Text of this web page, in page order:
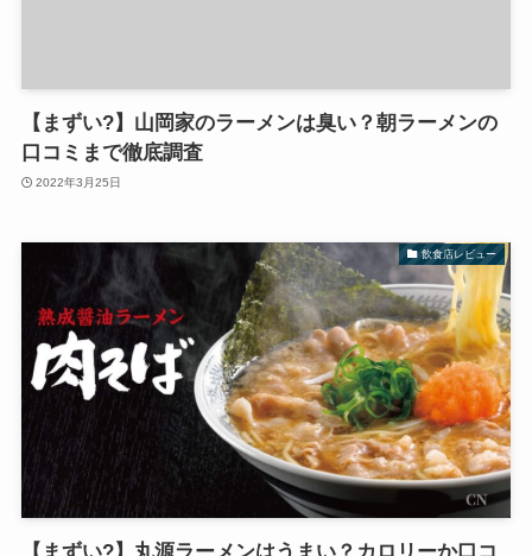
【まずい?】山岡家のラーメンは臭い？朝ラーメンの
口コミまで徹底調査
2022年3月25日
飲食店レビュー